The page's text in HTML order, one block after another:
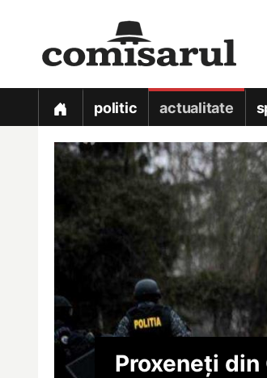
politic actualitate
Proxeneţi